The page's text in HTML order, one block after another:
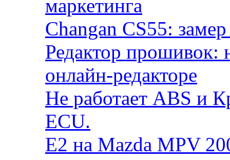
маркетинга
Changan CS55:
Редактор прошивок:
онлайн-редакторе
Не работает ABS и
ECU.
E2 на Mazda MPV